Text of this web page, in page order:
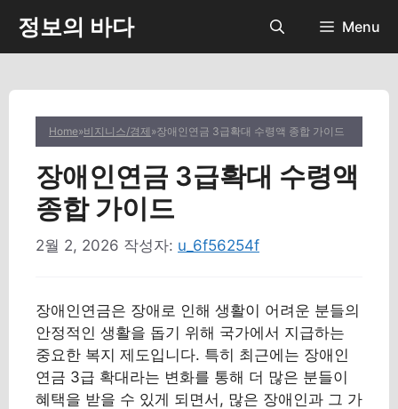
츠
건
정보의 바다 Menu
Home»비지니스/경제 »장애인연금 3급확대 수령액 종합 가이드
장애인연금 3급확대 수령액
종합 가이드
2월 2, 2026 작성자: u_6f56254f
장애인연금은 장애로 인해 생활이 어려운 분들의
안정적인 생활을 돕기 위해 국가에서 지급하는
중요한 복지 제도입니다. 특히 최근에는 장애인
연금 3급 확대라는 변화를 통해 더 많은 분들이
혜택을 받을 수 있게 되면서, 많은 장애인과 그 가